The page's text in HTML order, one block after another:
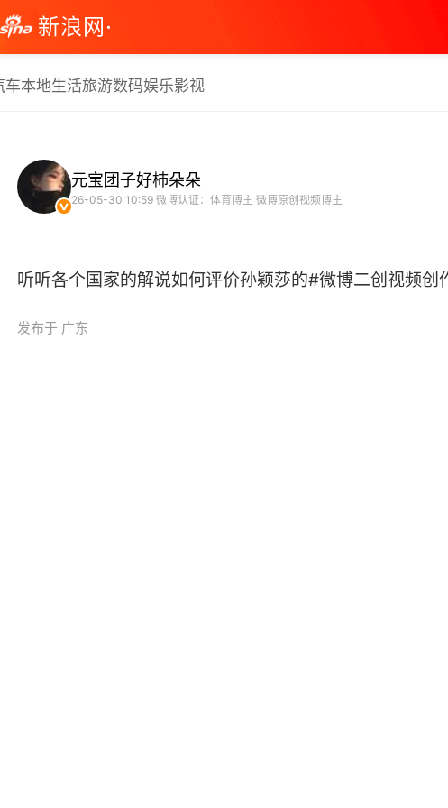
新浪网·
车本地生活旅游数码娱乐影视
元宝团子好杮朵朵
26-05-30 10:59 微博认证：体育博主 微博原创视频博主
听听各个国家的解说如何评价孙颖莎的#微博二创视频
发布于 广东